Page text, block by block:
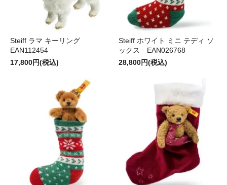
Steiff ラマ キーリング
EAN112454
17,800円(税込)
Steiff ホワイト ミニ テディ ソ
ックス EAN026768
28,800円(税込)